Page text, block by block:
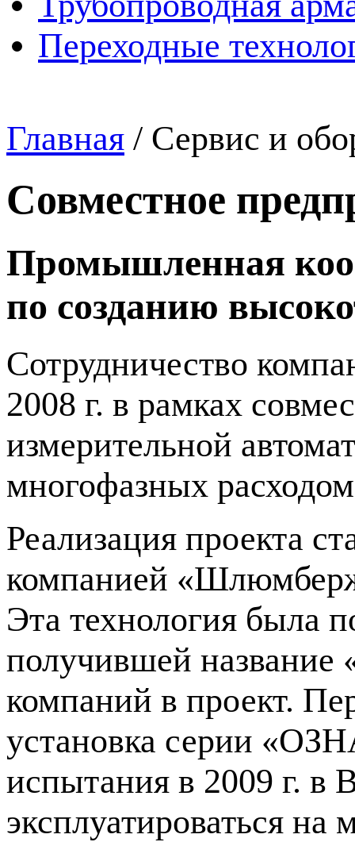
Переходные
Главная / Сервис и
Совместное
Промышленная
по созданию
Сотрудничество
2008 г. в рамках
измерительной
многофазных
Реализация проекта
компанией
Эта технология была
получившей
компаний в проект.
установка серии
испытания в 2009 г. в
эксплуатироваться на